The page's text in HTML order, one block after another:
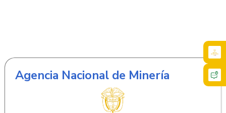
Agencia Nacional de Minería